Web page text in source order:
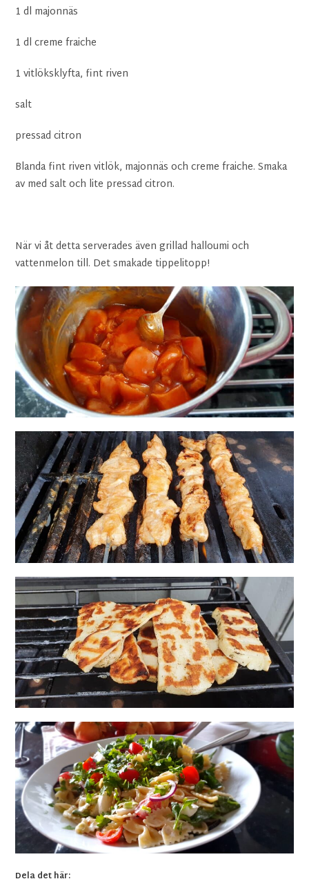
1 dl majonnäs
1 dl creme fraiche
1 vitlöksklyfta, fint riven
salt
pressad citron
Blanda fint riven vitlök, majonnäs och creme fraiche. Smaka
av med salt och lite pressad citron.
När vi åt detta serverades även grillad halloumi och
vattenmelon till. Det smakade tippelitopp!